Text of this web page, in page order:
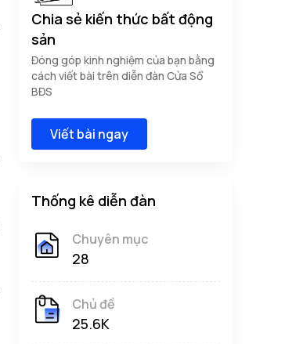
Chia sẻ kiến thức bất động
sản
Đóng góp kinh nghiệm của bạn bằng
cách viết bài trên diễn đàn Cửa Sổ
BĐS
Viết bài ngay
Thống kê diễn đàn
Chuyên mục
28
Chủ đề
25.6K